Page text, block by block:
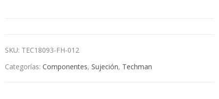
SKU: TEC18093-FH-012
Categorías: Componentes, Sujeción, Techman